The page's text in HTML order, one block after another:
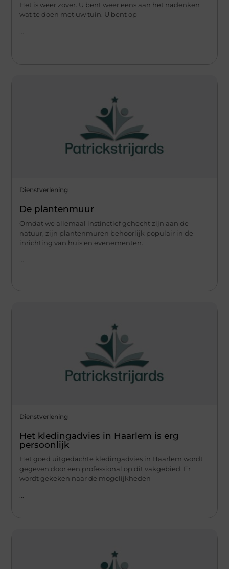
Het is weer zover. U bent weer eens aan het nadenken
wat te doen met uw tuin. U bent op
Dienstverlening
De plantenmuur
Omdat we allemaal instinctief gehecht zijn aan de
natuur, zijn plantenmuren behoorlijk populair in de
inrichting van huis en evenementen.
Dienstverlening
Het kledingadvies in Haarlem is erg
persoonlijk
Het goed uitgedachte kledingadvies in Haarlem wordt
gegeven door een professional op dit vakgebied. Er
wordt gekeken naar de mogelijkheden
...